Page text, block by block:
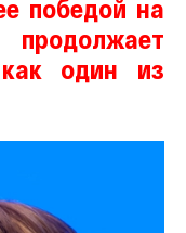
победой на
один из